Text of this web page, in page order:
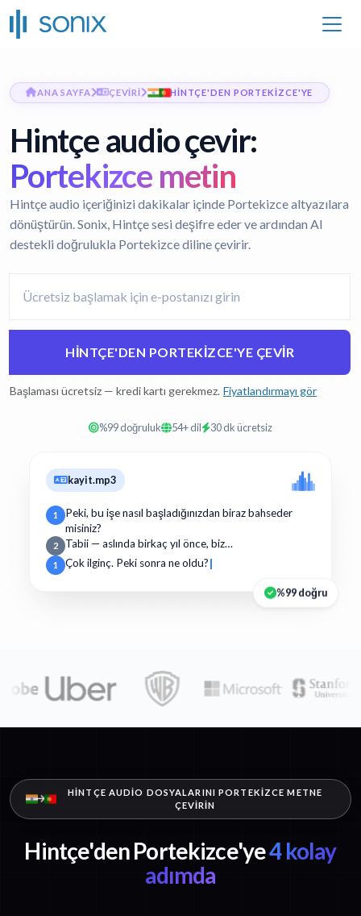
ANA SAYFA ÇEVIRI HINTÇE'DEN PORTEKIZCE'YE
Hintçe audio çevir:
Portekizce metin
Hintçe audio içeriğinizi dakikalar içinde Portekizce altyazılara
dönüştürün. Sonix, Hintçe sesi deşifre eder ve ardından AI
destekli doğrulukla Portekizce diline çevirir.
HINTÇE'DEN PORTEKIZCE'YE ÇEVIR
Başlaması ücretsiz — kredi kartı gerekmez. Fiyatlandırmayı gör
%99 doğruluk 54+ dil 30 dk ücretsiz
kayit.mp3
1
Peki, bu işe nasıl başladığınızdan biraz bahseder
misiniz?
2 Tabii — aslında birkaç yıl önce, biz…
1 Çok ilginç. Peki sonra ne oldu?
%99 doğru
HINTÇE AUDIO DOSYALARINI PORTEKIZCE METNE
ÇEVIRIN
Hintçe'den Portekizce'ye4 kolay
adımda